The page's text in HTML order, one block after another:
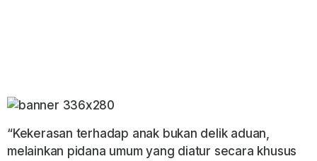
“Kekerasan terhadap anak bukan delik aduan,
melainkan pidana umum yang diatur secara khusus